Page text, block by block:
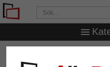
passepartout efter mått